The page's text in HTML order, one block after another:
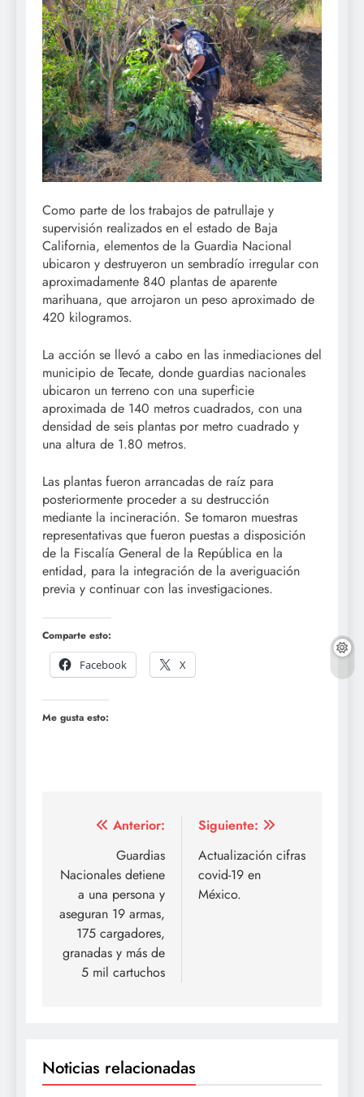
Como parte de los trabajos de patrullaje y
supervisión realizados en el estado de Baja
California, elementos de la Guardia Nacional
ubicaron y destruyeron un sembradío irregular con
aproximadamente 840 plantas de aparente
marihuana, que arrojaron un peso aproximado de
420 kilogramos.
La acción se llevó a cabo en las inmediaciones del
municipio de Tecate, donde guardias nacionales
ubicaron un terreno con una superficie
aproximada de 140 metros cuadrados, con una
densidad de seis plantas por metro cuadrado y
una altura de 1.80 metros.
Las plantas fueron arrancadas de raíz para
posteriormente proceder a su destrucción
mediante la incineración. Se tomaron muestras
representativas que fueron puestas a disposición
de la Fiscalía General de la República en la
entidad, para la integración de la averiguación
previa y continuar con las investigaciones.
Comparte esto:
Facebook
X
Me gusta esto:
Navegación
entradas
Anterior:
Guardias
Nacionales detiene
a una persona y
aseguran 19 armas,
175 cargadores,
granadas y más de
5 mil cartuchos
Siguiente:
Actualización cifras
covid-19 en
México.
Noticias relacionadas